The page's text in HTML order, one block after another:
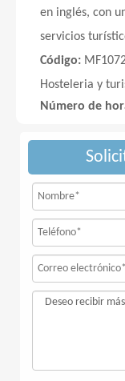
en inglés, con
servicios
Código:
Hosteleria y
Número de